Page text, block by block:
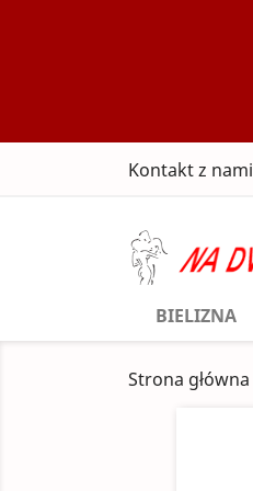
Kontakt z nami
BIELIZNA
Strona główna